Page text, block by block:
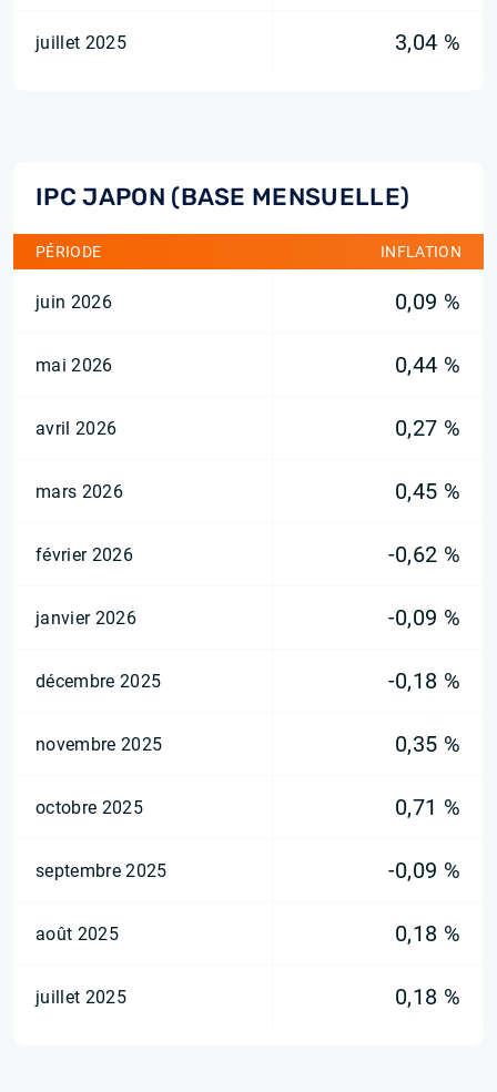
juillet 2025 3,04 %
IPC JAPON (BASE MENSUELLE)
PÉRIODE INFLATION
juin 2026 0,09 %
mai 2026 0,44 %
avril 2026 0,27 %
mars 2026 0,45 %
février 2026 -0,62 %
janvier 2026 -0,09 %
décembre 2025 -0,18 %
novembre 2025 0,35 %
octobre 2025 0,71 %
septembre 2025 -0,09 %
août 2025 0,18 %
juillet 2025 0,18 %